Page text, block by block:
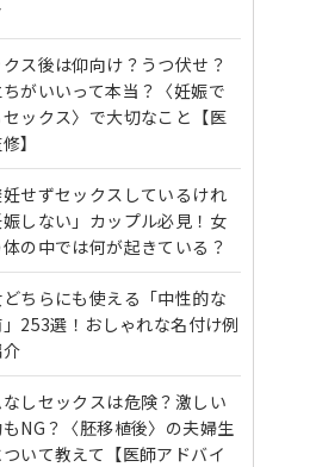
ス後は仰向け？うつ伏せ？
がいいって本当？〈妊娠で
セックス〉で大切なこと【医
】
妊せずセックスしているけれ
娠しない」カップル必見！女
の中では何が起きている？
ちらにも使える「中性的な
253選！おしゃれな名付け例
しセックスは危険？激しい
NG？〈胚移植後〉の夫婦生
いて教えて【医師アドバイ